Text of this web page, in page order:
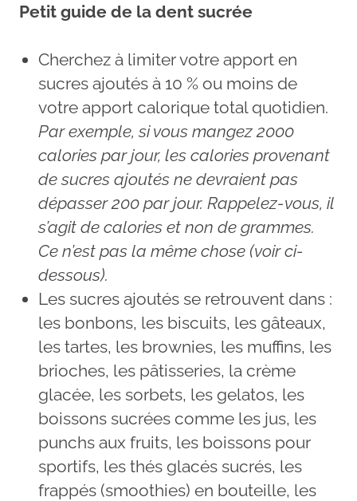
Petit guide de la dent sucrée
Cherchez à limiter votre apport en
sucres ajoutés à 10 % ou moins de
votre apport calorique total quotidien.
Par exemple, si vous mangez 2000
calories par jour, les calories provenant
de sucres ajoutés ne devraient pas
dépasser 200 par jour. Rappelez-vous, il
s’agit de calories et non de grammes.
Ce n’est pas la même chose (voir ci-
dessous).
Les sucres ajoutés se retrouvent dans :
les bonbons, les biscuits, les gâteaux,
les tartes, les brownies, les muffins, les
brioches, les pâtisseries, la crème
glacée, les sorbets, les gelatos, les
boissons sucrées comme les jus, les
punchs aux fruits, les boissons pour
sportifs, les thés glacés sucrés, les
frappés (smoothies) en bouteille, les